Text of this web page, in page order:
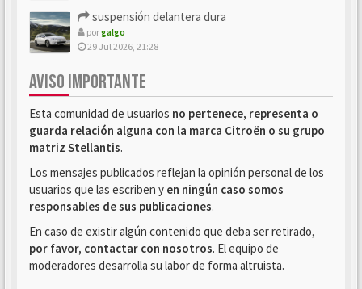
suspensión delantera dura
porgalgo
29 Jul 2026, 21:28
AVISO IMPORTANTE
Esta comunidad de usuarios no pertenece, representa o
guarda relación alguna con la marca Citroën o su grupo
matriz Stellantis.
Los mensajes publicados reflejan la opinión personal de los
usuarios que las escriben y en ningún caso somos
responsables de sus publicaciones.
En caso de existir algún contenido que deba ser retirado,
por favor, contactar con nosotros. El equipo de
moderadores desarrolla su labor de forma altruista.